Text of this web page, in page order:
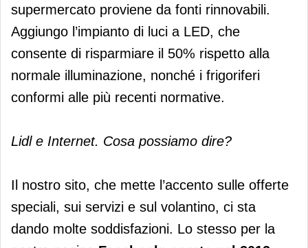
supermercato proviene da fonti rinnovabili.
Aggiungo l’impianto di luci a LED, che
consente di risparmiare il 50% rispetto alla
normale illuminazione, nonché i frigoriferi
conformi alle più recenti normative.
Lidl e Internet. Cosa possiamo dire?
Il nostro sito, che mette l’accento sulle offerte
speciali, sui servizi e sul volantino, ci sta
dando molte soddisfazioni. Lo stesso per la